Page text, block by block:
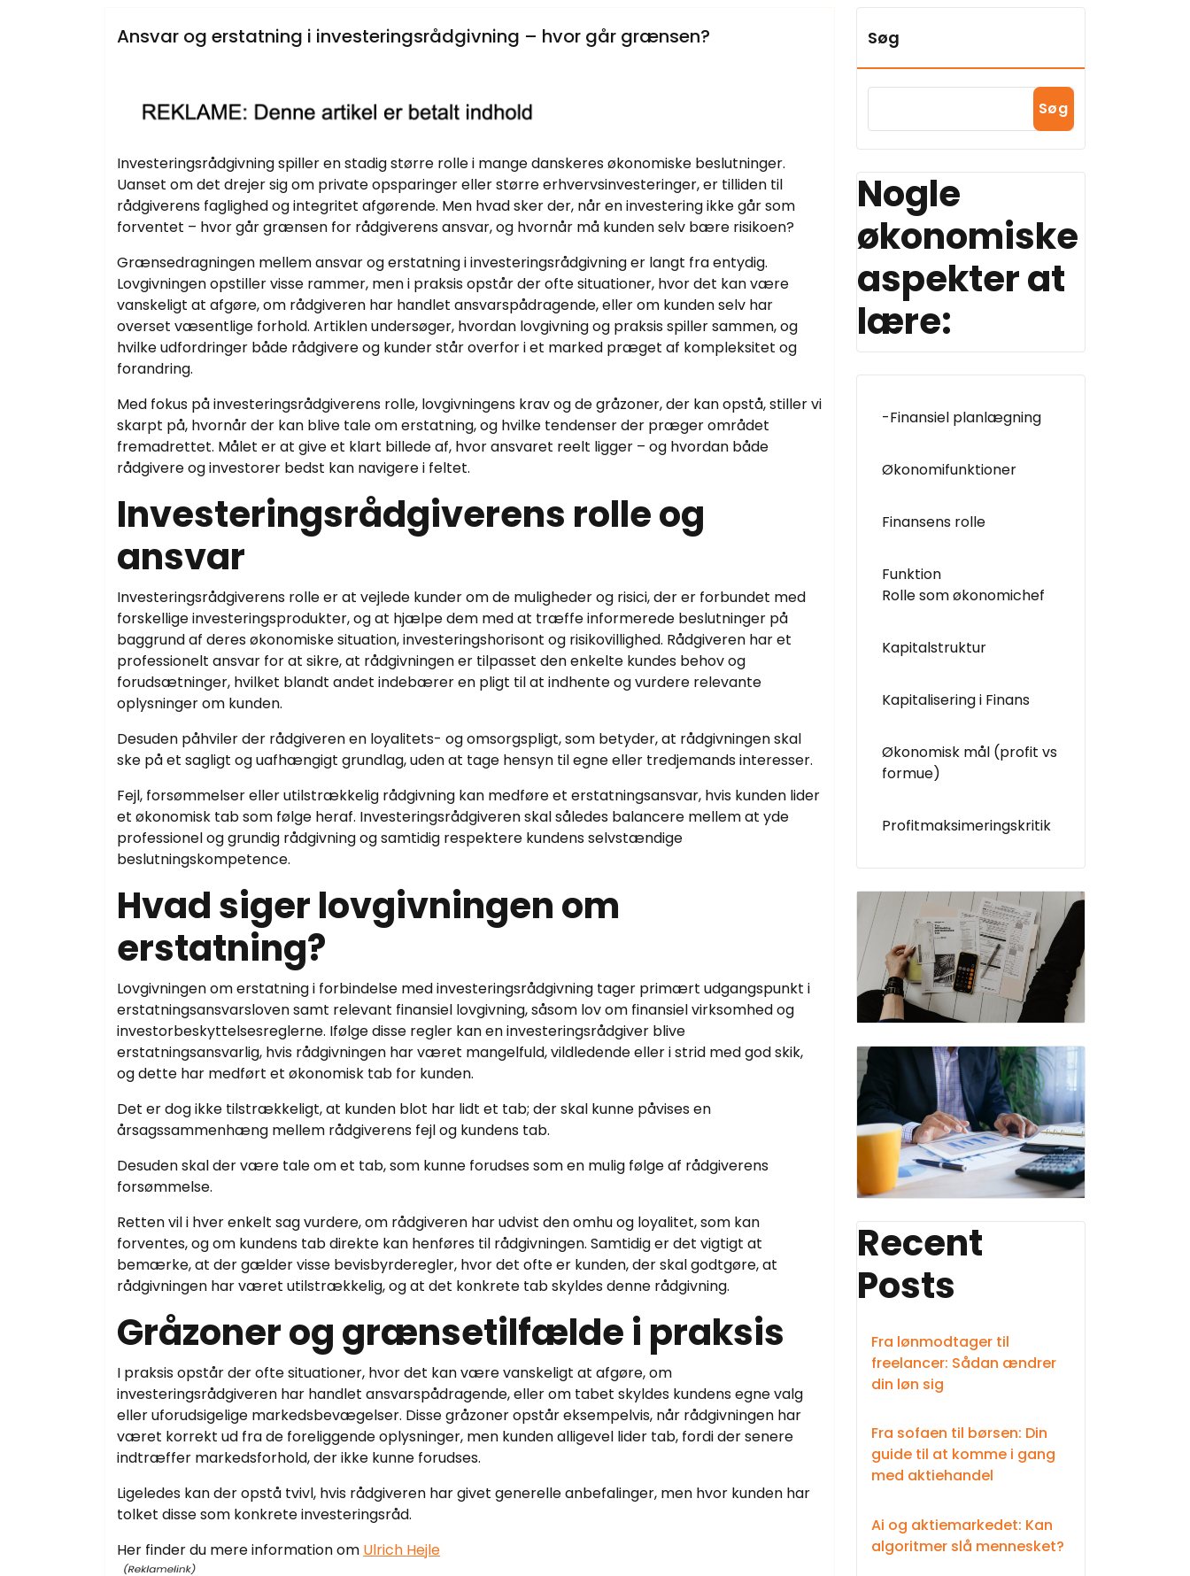
Samtlige Guides på fdbr.dk
Ansvar og erstatning i investeringsrådgivning – hvor går grænsen?
Investeringsrådgivning spiller en stadig større rolle i mange danskeres økonomiske beslutninger.
Uanset om det drejer sig om private opsparinger eller større erhvervsinvesteringer, er tilliden til
rådgiverens faglighed og integritet afgørende. Men hvad sker der, når en investering ikke går som
forventet – hvor går grænsen for rådgiverens ansvar, og hvornår må kunden selv bære risikoen?
Grænsedragningen mellem ansvar og erstatning i investeringsrådgivning er langt fra entydig.
Lovgivningen opstiller visse rammer, men i praksis opstår der ofte situationer, hvor det kan være
vanskeligt at afgøre, om rådgiveren har handlet ansvarspådragende, eller om kunden selv har
overset væsentlige forhold. Artiklen undersøger, hvordan lovgivning og praksis spiller sammen, og
hvilke udfordringer både rådgivere og kunder står overfor i et marked præget af kompleksitet og
forandring.
Med fokus på investeringsrådgiverens rolle, lovgivningens krav og de gråzoner, der kan opstå, stiller vi
skarpt på, hvornår der kan blive tale om erstatning, og hvilke tendenser der præger området
fremadrettet. Målet er at give et klart billede af, hvor ansvaret reelt ligger – og hvordan både
rådgivere og investorer bedst kan navigere i feltet.
Investeringsrådgiverens rolle og
ansvar
Investeringsrådgiverens rolle er at vejlede kunder om de muligheder og risici, der er forbundet med
forskellige investeringsprodukter, og at hjælpe dem med at træffe informerede beslutninger på
baggrund af deres økonomiske situation, investeringshorisont og risikovillighed. Rådgiveren har et
professionelt ansvar for at sikre, at rådgivningen er tilpasset den enkelte kundes behov og
forudsætninger, hvilket blandt andet indebærer en pligt til at indhente og vurdere relevante
oplysninger om kunden.
Desuden påhviler der rådgiveren en loyalitets- og omsorgspligt, som betyder, at rådgivningen skal
ske på et sagligt og uafhængigt grundlag, uden at tage hensyn til egne eller tredjemands interesser.
Fejl, forsømmelser eller utilstrækkelig rådgivning kan medføre et erstatningsansvar, hvis kunden lider
et økonomisk tab som følge heraf. Investeringsrådgiveren skal således balancere mellem at yde
professionel og grundig rådgivning og samtidig respektere kundens selvstændige
beslutningskompetence.
Hvad siger lovgivningen om
erstatning?
Lovgivningen om erstatning i forbindelse med investeringsrådgivning tager primært udgangspunkt i
erstatningsansvarsloven samt relevant finansiel lovgivning, såsom lov om finansiel virksomhed og
investorbeskyttelsesreglerne. Ifølge disse regler kan en investeringsrådgiver blive
erstatningsansvarlig, hvis rådgivningen har været mangelfuld, vildledende eller i strid med god skik,
og dette har medført et økonomisk tab for kunden.
Det er dog ikke tilstrækkeligt, at kunden blot har lidt et tab; der skal kunne påvises en
årsagssammenhæng mellem rådgiverens fejl og kundens tab.
Desuden skal der være tale om et tab, som kunne forudses som en mulig følge af rådgiverens
forsømmelse.
Retten vil i hver enkelt sag vurdere, om rådgiveren har udvist den omhu og loyalitet, som kan
forventes, og om kundens tab direkte kan henføres til rådgivningen. Samtidig er det vigtigt at
bemærke, at der gælder visse bevisbyrderegler, hvor det ofte er kunden, der skal godtgøre, at
rådgivningen har været utilstrækkelig, og at det konkrete tab skyldes denne rådgivning.
Gråzoner og grænsetilfælde i praksis
I praksis opstår der ofte situationer, hvor det kan være vanskeligt at afgøre, om
investeringsrådgiveren har handlet ansvarspådragende, eller om tabet skyldes kundens egne valg
eller uforudsigelige markedsbevægelser. Disse gråzoner opstår eksempelvis, når rådgivningen har
været korrekt ud fra de foreliggende oplysninger, men kunden alligevel lider tab, fordi der senere
indtræffer markedsforhold, der ikke kunne forudses.
Ligeledes kan der opstå tvivl, hvis rådgiveren har givet generelle anbefalinger, men hvor kunden har
tolket disse som konkrete investeringsråd.
Her finder du mere information om Ulrich Hejle
Søg
Søg
Nogle
økonomiske
aspekter at
lære:
-Finansiel planlægning
Økonomifunktioner
Finansens rolle
Funktion
Rolle som økonomichef
Kapitalstruktur
Kapitalisering i Finans
Økonomisk mål (profit vs
formue)
Profitmaksimeringskritik
Recent
Posts
Fra lønmodtager til
freelancer: Sådan ændrer
din løn sig
Fra sofaen til børsen: Din
guide til at komme i gang
med aktiehandel
Ai og aktiemarkedet: Kan
algoritmer slå mennesket?